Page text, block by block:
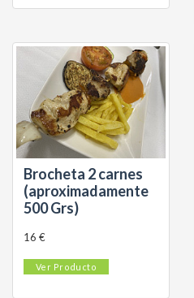
Brocheta 2 carnes
(aproximadamente
500 Grs)
16 €
Ver Producto